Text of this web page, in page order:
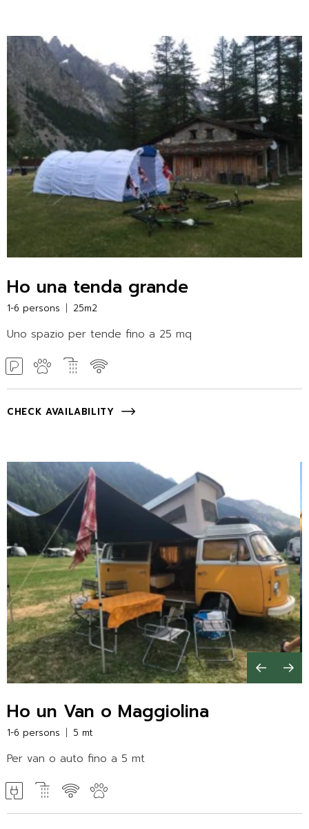
Ho una tenda grande
1-6 persons 25m2
Uno spazio per tende fino a 25 mq
CHECK AVAILABILITY
Ho un Van o Maggiolina
1-6 persons 5 mt
Per van o auto fino a 5 mt